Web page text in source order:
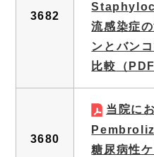
3682
流感染症
ンとバン
比較 （
3680
当院に
糖尿病性